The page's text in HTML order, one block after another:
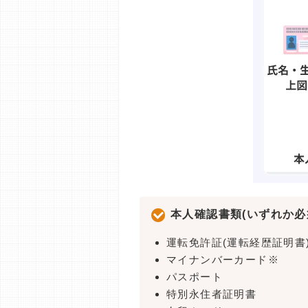
本人確認書類(いずれか
運転免許証(運転経歴証明
マイナンバーカード※
パスポート
特別永住者証明書